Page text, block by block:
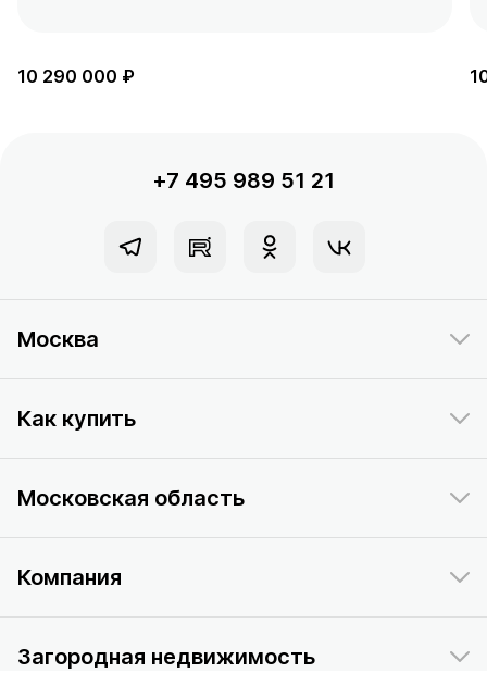
10 290 000 ₽
+7 495 989 51 21
Москва
Как купить
Московская область
Компания
Загородная недвижимость